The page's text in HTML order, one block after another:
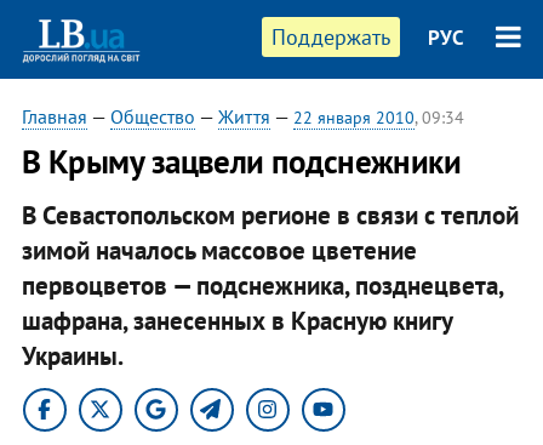
Поддержать РУС
Главная — Общество — Життя — 22 января 2010, 09:34
В Крыму зацвели подснежники
В Севастопольском регионе в связи с теплой
зимой началось массовое цветение
первоцветов — подснежника, позднецвета,
шафрана, занесенных в Красную книгу
Украины.